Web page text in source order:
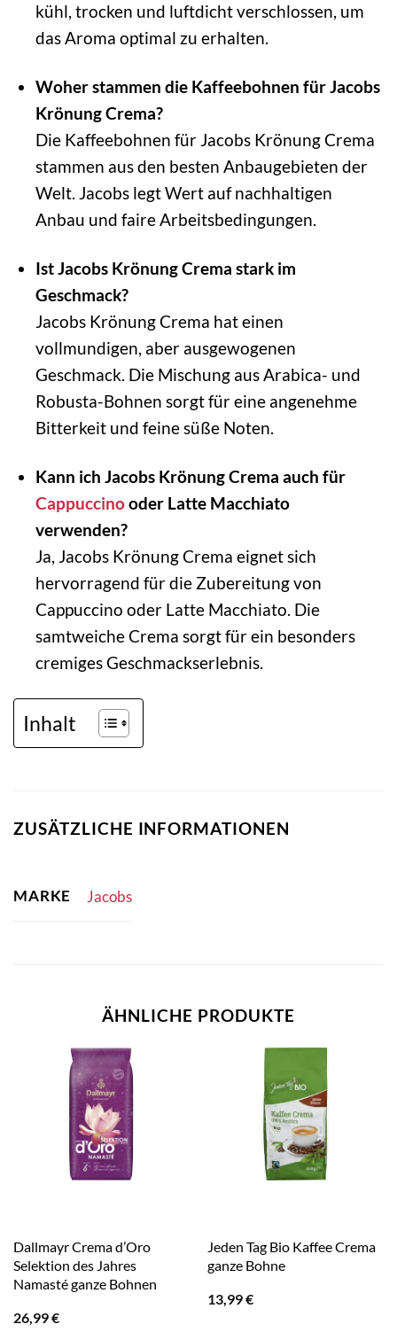
kühl, trocken und luftdicht verschlossen, um
das Aroma optimal zu erhalten.
Woher stammen die Kaffeebohnen für Jacobs
Krönung Crema?
Die Kaffeebohnen für Jacobs Krönung Crema
stammen aus den besten Anbaugebieten der
Welt. Jacobs legt Wert auf nachhaltigen
Anbau und faire Arbeitsbedingungen.
Ist Jacobs Krönung Crema stark im
Geschmack?
Jacobs Krönung Crema hat einen
vollmundigen, aber ausgewogenen
Geschmack. Die Mischung aus Arabica- und
Robusta-Bohnen sorgt für eine angenehme
Bitterkeit und feine süße Noten.
Kann ich Jacobs Krönung Crema auch für
Cappuccinooder Latte Macchiato
verwenden?
Ja, Jacobs Krönung Crema eignet sich
hervorragend für die Zubereitung von
Cappuccino oder Latte Macchiato. Die
samtweiche Crema sorgt für ein besonders
cremiges Geschmackserlebnis.
Inhalt
ZUSÄTZLICHE INFORMATIONEN
MARKE Jacobs
ÄHNLICHE PRODUKTE
Dallmayr Crema d’Oro
Selektion des Jahres
Namasté ganze Bohnen
26,99€
Jeden Tag Bio Kaffee Crema
ganze Bohne
13,99€